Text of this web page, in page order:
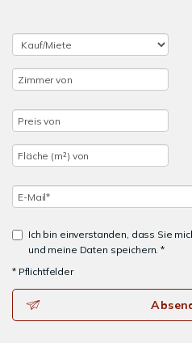
Ich bin einverstanden, dass Sie
und meine Daten speichern. *
* Pflichtfelder